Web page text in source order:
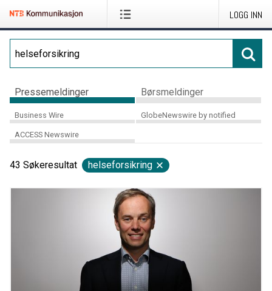
LOGG INN
Pressemeldinger Børsmeldinger
Business Wire GlobeNewswire by notified
ACCESS Newswire
43 Søkeresultat helseforsikring